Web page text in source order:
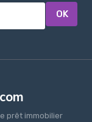
OK
prêt immobilier